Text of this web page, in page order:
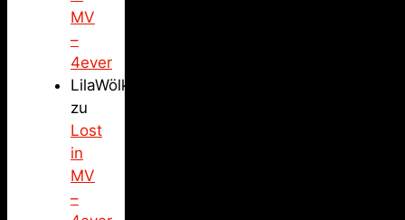
MV
–
4ever
LilaWölkchen
zu
Lost
in
MV
–